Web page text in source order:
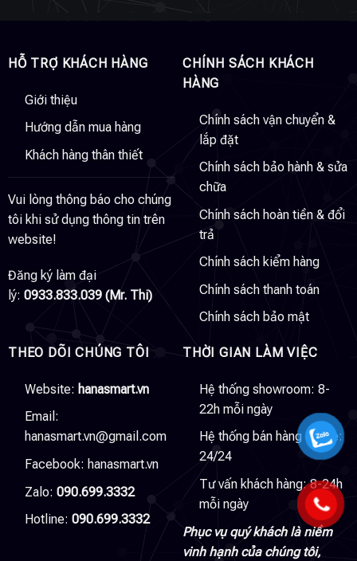
HỖ TRỢ KHÁCH HÀNG
Giới thiệu
Hướng dẫn mua hàng
Khách hàng thân thiết
Vui lòng thông báo cho chúng
tôi khi sử dụng thông tin trên
website!
Đăng ký làm đại
lý: 0933.833.039 (Mr. Thi)
CHÍNH SÁCH KHÁCH
HÀNG
Chính sách vận chuyển &
lắp đặt
Chính sách bảo hành & sửa
chữa
Chính sách hoàn tiền & đổi
trả
Chính sách kiểm hàng
Chính sách thanh toán
Chính sách bảo mật
THEO DÕI CHÚNG TÔI
Website: hanasmart.vn
Email:
hanasmart.vn@gmail.com
Facebook: hanasmart.vn
Zalo: 090.699.3332
Hotline: 090.699.3332
THỜI GIAN LÀM VIỆC
Hệ thống showroom: 8-
22h mỗi ngày
Hệ thống bán hàng online:
24/24
Tư vấn khách hàng: 8-24h
mỗi ngày
Phục vụ quý khách là niềm
vinh hạnh của chúng tôi,